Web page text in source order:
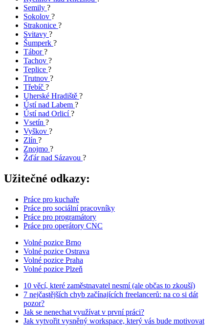
Semily ?
Sokolov ?
Strakonice ?
Svitavy ?
Šumperk ?
Tábor?
Tachov ?
Teplice ?
Trutnov ?
Třebíč ?
Uherské Hradiště ?
Ústí nad Labem ?
Ústí nad Orlicí?
Vsetín ?
Vyškov ?
Zlín ?
Znojmo ?
Žďár nad Sázavou ?
Užitečné odkazy:
Práce pro kuchaře
Práce pro sociální pracovníky
Práce pro programátory
Práce pro operátory CNC
Volné pozice Brno
Volné pozice Ostrava
Volné pozice Praha
Volné pozice Plzeň
10 věcí, které zaměstnavatel nesmí (ale občas to zkouší)
7 nejčastějších chyb začínajících freelancerů: na co si dát
pozor?
Jak se nenechat využívat v první práci?
Jak vytvořit vysněný workspace, který vás bude motivovat